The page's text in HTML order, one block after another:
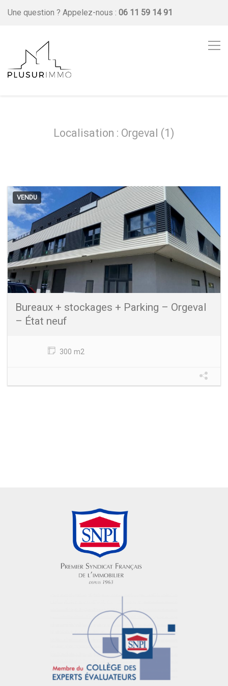
Une question ? Appelez-nous : 06 11 59 14 91
Localisation : Orgeval (1)
VENDU
Bureaux + stockages + Parking – Orgeval
– État neuf
300 m2